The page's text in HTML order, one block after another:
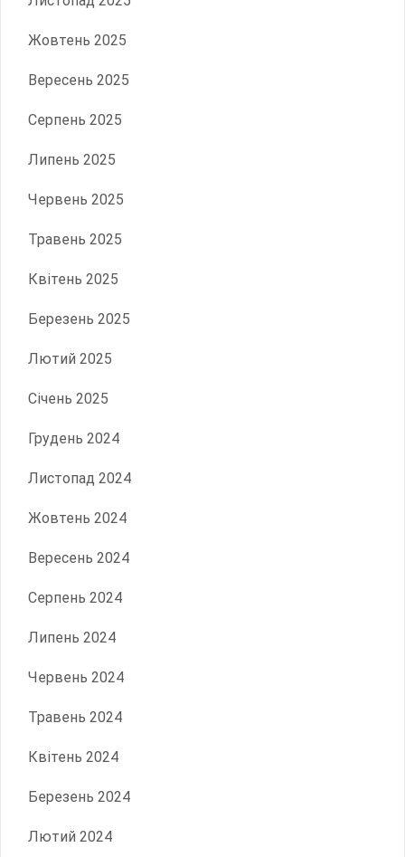
Жовтень 2025
Вересень 2025
Серпень 2025
Липень 2025
Червень 2025
Травень 2025
Квітень 2025
Березень 2025
Лютий 2025
Січень 2025
Грудень 2024
Листопад 2024
Жовтень 2024
Вересень 2024
Серпень 2024
Липень 2024
Червень 2024
Травень 2024
Квітень 2024
Березень 2024
Лютий 2024